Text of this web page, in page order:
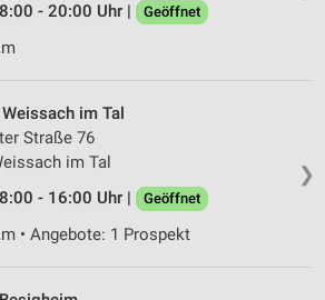
- 20:00 Uhr |
Geöffnet
❯
im Tal
Straße 76
im Tal
- 16:00 Uhr |
Geöffnet
• Angebote: 1 Prospekt